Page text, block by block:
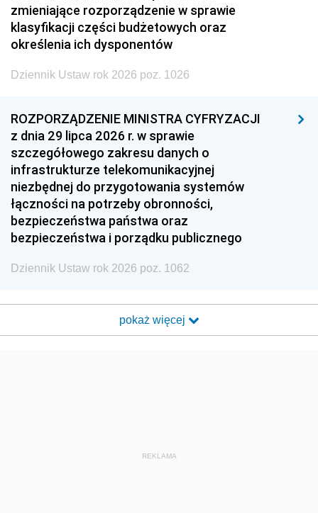
zmieniające rozporządzenie w sprawie
klasyfikacji części budżetowych oraz
określenia ich dysponentów
Dziennik Ustaw rok 2026 poz. 1026
ROZPORZĄDZENIE MINISTRA CYFRYZACJI
z dnia 29 lipca 2026 r. w sprawie
szczegółowego zakresu danych o
infrastrukturze telekomunikacyjnej
niezbędnej do przygotowania systemów
łączności na potrzeby obronności,
bezpieczeństwa państwa oraz
bezpieczeństwa i porządku publicznego
Dziennik Ustaw rok 2026 poz. 1062
pokaż więcej
REKLAMA